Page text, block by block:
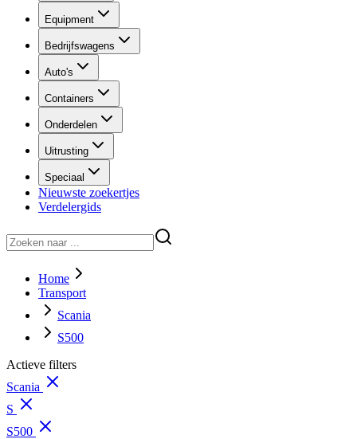
Equipment
Bedrijfswagens
Auto's
Containers
Onderdelen
Uitrusting
Speciaal
Nieuwste zoekertjes
Verdelergids
Home
Transport
Scania
S500
Actieve filters
Scania
S
S500